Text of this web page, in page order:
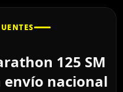
125 SM
envío nacional